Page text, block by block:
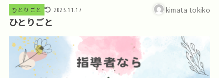
ひとりごと 2025.11.17 kimata tokiko
ひとりごと